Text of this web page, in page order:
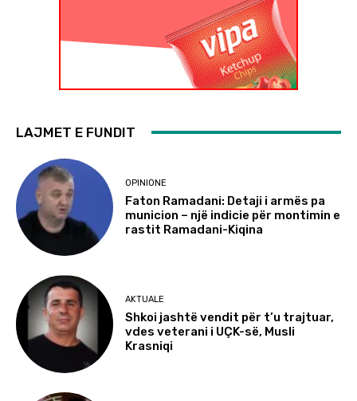
LAJMET E FUNDIT
OPINIONE
Faton Ramadani: Detaji i armës pa
municion – një indicie për montimin e
rastit Ramadani-Kiqina
AKTUALE
Shkoi jashtë vendit për t’u trajtuar,
vdes veterani i UÇK-së, Musli
Krasniqi